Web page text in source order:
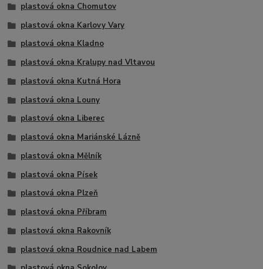
plastová okna Chomutov
plastová okna Karlovy Vary
plastová okna Kladno
plastová okna Kralupy nad Vltavou
plastová okna Kutná Hora
plastová okna Louny
plastová okna Liberec
plastová okna Mariánské Lázně
plastová okna Mělník
plastová okna Písek
plastová okna Plzeň
plastová okna Příbram
plastová okna Rakovník
plastová okna Roudnice nad Labem